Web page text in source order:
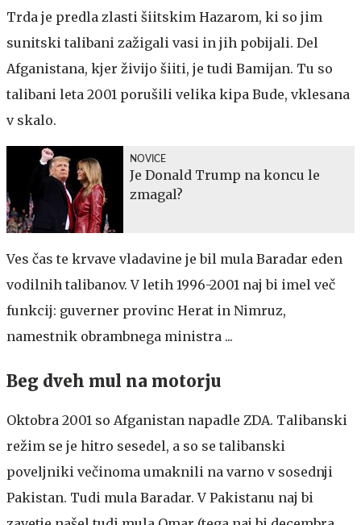
Trda je predla zlasti šiitskim Hazarom, ki so jim
sunitski talibani zažigali vasi in jih pobijali. Del
Afganistana, kjer živijo šiiti, je tudi Bamijan. Tu so
talibani leta 2001 porušili velika kipa Bude, vklesana
v skalo.
NOVICE
Je Donald Trump na koncu le
zmagal?
Ves čas te krvave vladavine je bil mula Baradar eden
vodilnih talibanov. V letih 1996-2001 naj bi imel več
funkcij: guverner provinc Herat in Nimruz,
namestnik obrambnega ministra ...
Beg dveh mul na motorju
Oktobra 2001 so Afganistan napadle ZDA. Talibanski
režim se je hitro sesedel, a so se talibanski
poveljniki večinoma umaknili na varno v sosednji
Pakistan. Tudi mula Baradar. V Pakistanu naj bi